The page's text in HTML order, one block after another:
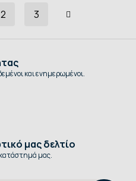
2 3
και ενημερωμένοι.
μας δελτίο
μας.